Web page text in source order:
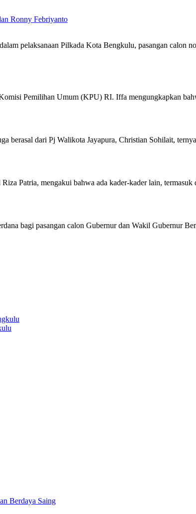
pelaksanaan Pilkada Kota Bengkulu, pasangan calon
Pemilihan Umum (KPU) RI. Iffa mengungkapkan
berasal dari Pj Walikota Jayapura, Christian Sohilait,
Patria, mengakui bahwa ada kader-kader lain,
bagi pasangan calon Gubernur dan Wakil Gubernur